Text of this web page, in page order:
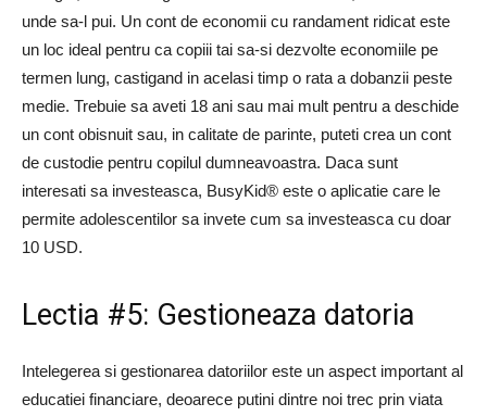
unde sa-l pui. Un cont de economii cu randament ridicat este
un loc ideal pentru ca copiii tai sa-si dezvolte economiile pe
termen lung, castigand in acelasi timp o rata a dobanzii peste
medie. Trebuie sa aveti 18 ani sau mai mult pentru a deschide
un cont obisnuit sau, in calitate de parinte, puteti crea un cont
de custodie pentru copilul dumneavoastra. Daca sunt
interesati sa investeasca, BusyKid® este o aplicatie care le
permite adolescentilor sa invete cum sa investeasca cu doar
10 USD.
Lectia #5: Gestioneaza datoria
Intelegerea si gestionarea datoriilor este un aspect important al
educatiei financiare, deoarece putini dintre noi trec prin viata